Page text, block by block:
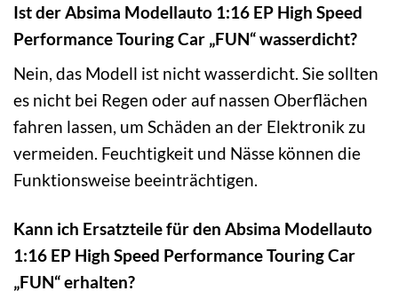
Ist der Absima Modellauto 1:16 EP High Speed
Performance Touring Car „FUN“ wasserdicht?
Nein, das Modell ist nicht wasserdicht. Sie sollten
es nicht bei Regen oder auf nassen Oberflächen
fahren lassen, um Schäden an der Elektronik zu
vermeiden. Feuchtigkeit und Nässe können die
Funktionsweise beeinträchtigen.
Kann ich Ersatzteile für den Absima Modellauto
1:16 EP High Speed Performance Touring Car
„FUN“ erhalten?